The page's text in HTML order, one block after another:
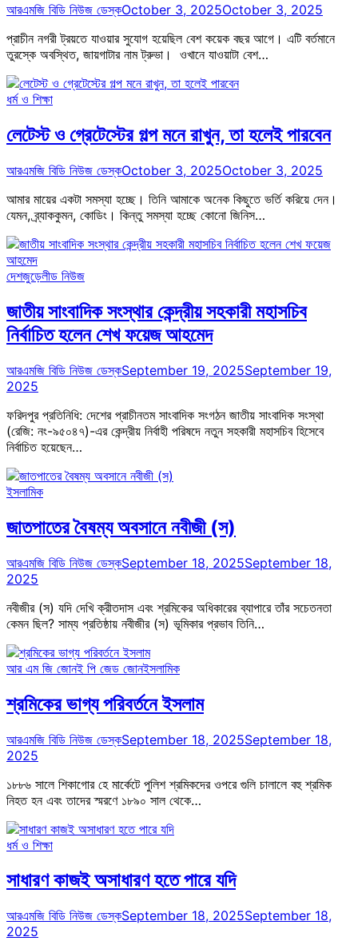
আরএমজি বিডি নিউজ ডেস্কOctober 3, 2025October 3, 2025
প্রাচীন নগরী ট্রয়তে যাওয়ার সুযোগ হয়েছিল বেশ কয়েক বছর আগে। এটি বর্তমানে
তুরস্কে অবস্থিত, জায়গাটার নাম ট্রুভা। ওখানে যাওয়াটা বেশ…
ধর্ম ও শিক্ষা
লেটেস্ট ও গ্রেটেস্টের গল্প মনে রাখুন, তা হলেই পারবেন
আরএমজি বিডি নিউজ ডেস্কOctober 3, 2025October 3, 2025
আমার মায়ের একটা সমস্যা হচ্ছে। তিনি আমাকে অনেক কিছুতে ভর্তি করিয়ে দেন।
যেমন, ব্র্যাককুমন, কোডিং। কিন্তু সমস্যা হচ্ছে কোনো জিনিস…
দেশজুড়েলীড নিউজ
জাতীয় সাংবাদিক সংস্থার কেন্দ্রীয় সহকারী মহাসচিব
নির্বাচিত হলেন শেখ ফয়েজ আহমেদ
আরএমজি বিডি নিউজ ডেস্কSeptember 19, 2025September 19,
2025
ফরিদপুর প্রতিনিধি: দেশের প্রাচীনতম সাংবাদিক সংগঠন জাতীয় সাংবাদিক সংস্থা
(রেজি: নং-৯৫০৪৭)-এর কেন্দ্রীয় নির্বাহী পরিষদে নতুন সহকারী মহাসচিব হিসেবে
নির্বাচিত হয়েছেন…
ইসলামিক
জাতপাতের বৈষম্য অবসানে নবীজী (স)
আরএমজি বিডি নিউজ ডেস্কSeptember 18, 2025September 18,
2025
নবীজীর (স) যদি দেখি ক্রীতদাস এবং শ্রমিকের অধিকারের ব্যাপারে তাঁর সচেতনতা
কেমন ছিল? সাম্য প্রতিষ্ঠায় নবীজীর (স) ভূমিকার প্রভাব তিনি…
আর এম জি জোনই পি জেড জোনইসলামিক
শ্রমিকের ভাগ্য পরিবর্তনে ইসলাম
আরএমজি বিডি নিউজ ডেস্কSeptember 18, 2025September 18,
2025
১৮৮৬ সালে শিকাগোর হে মার্কেটে পুলিশ শ্রমিকদের ওপরে গুলি চালালে বহু শ্রমিক
নিহত হন এবং তাদের স্মরণে ১৮৯০ সাল থেকে…
ধর্ম ও শিক্ষা
সাধারণ কাজই অসাধারণ হতে পারে যদি
আরএমজি বিডি নিউজ ডেস্কSeptember 18, 2025September 18,
2025